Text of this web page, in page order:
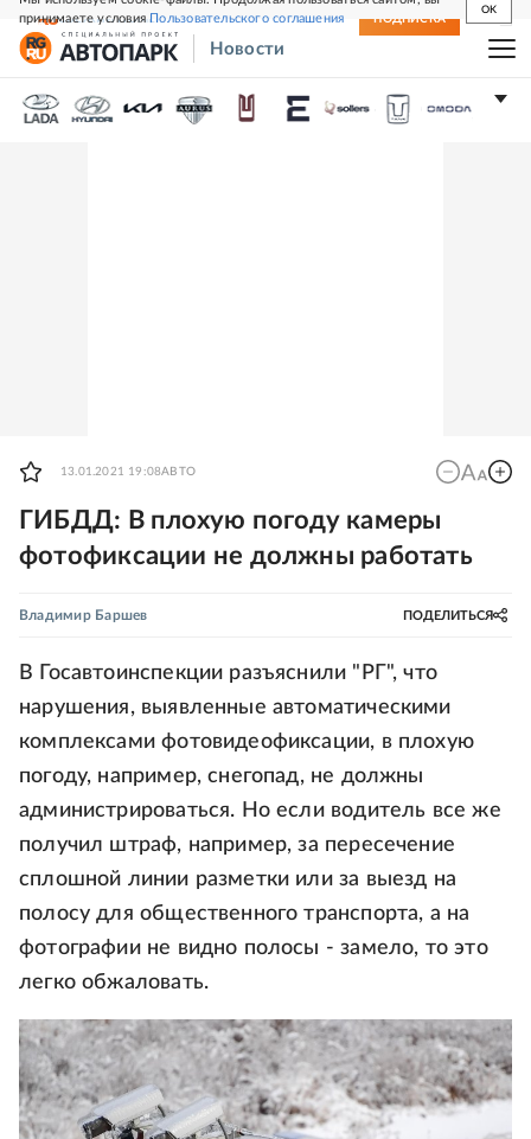
принимаете условияПользовательского соглашения
OK
СВЕЖИЙ НОМЕР ПОДПИСКА
Новости
13.01.2021 19:08АВТО
ГИБДД: В плохую погоду камеры
фотофиксации не должны работать
Владимир Баршев ПОДЕЛИТЬСЯ
В Госавтоинспекции разъяснили "РГ", что
нарушения, выявленные автоматическими
комплексами фотовидеофиксации, в плохую
погоду, например, снегопад, не должны
администрироваться. Но если водитель все же
получил штраф, например, за пересечение
сплошной линии разметки или за выезд на
полосу для общественного транспорта, а на
фотографии не видно полосы - замело, то это
легко обжаловать.